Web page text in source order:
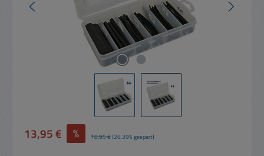
Verkaufspreis:
13,95 € % Regulärer Preis:
18,95 €(26.39% gespart)